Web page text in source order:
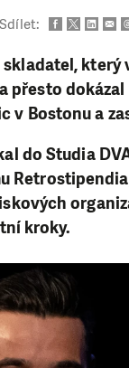
Sdílet:
přesto
v Bostonu a
do Studia
kroky.